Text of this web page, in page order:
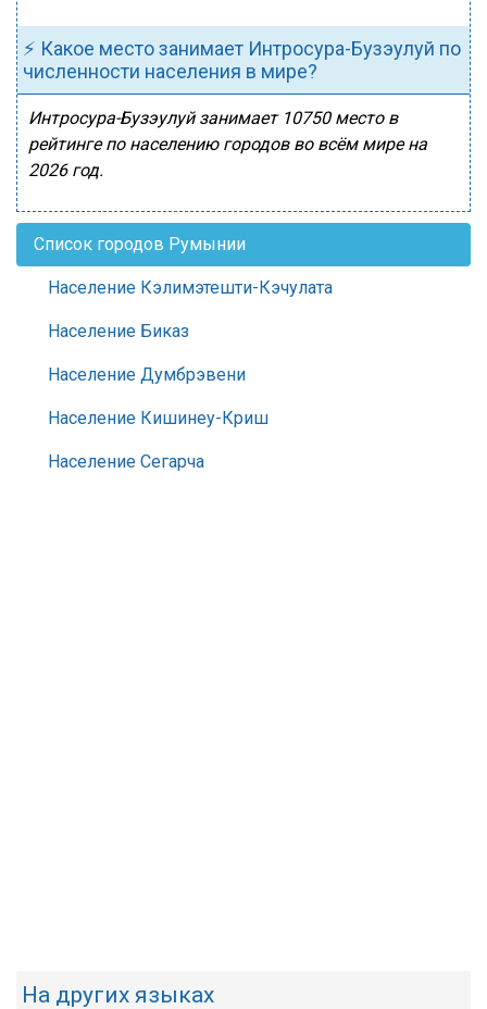
⚡ Какое место занимает Интросура-Бузэулуй по
численности населения в мире?
Интросура-Бузэулуй занимает 10750 место в
рейтинге по населению городов во всём мире на
2026 год.
Список городов Румынии
Население Кэлимэтешти-Кэчулата
Население Биказ
Население Думбрэвени
Население Кишинеу-Криш
Население Сегарча
На других языках